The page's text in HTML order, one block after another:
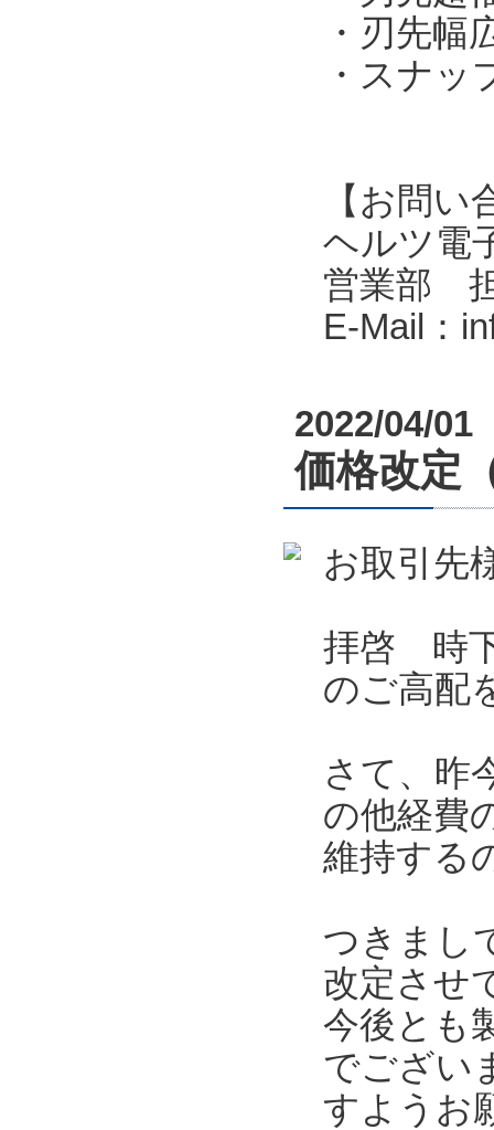
・刃先幅
・スナッ
【お問い
ヘルツ電
営業部
E-Mail：
2022/04/01
価格改定
お取引先
拝啓 時
のご高配
さて、昨
の他経費
維持する
つきまし
改定させ
今後とも
でござい
すようお